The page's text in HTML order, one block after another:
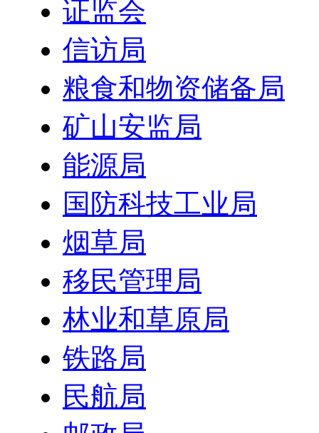
证监会
信访局
粮食和物资储备局
矿山安监局
能源局
国防科技工业局
烟草局
移民管理局
林业和草原局
铁路局
民航局